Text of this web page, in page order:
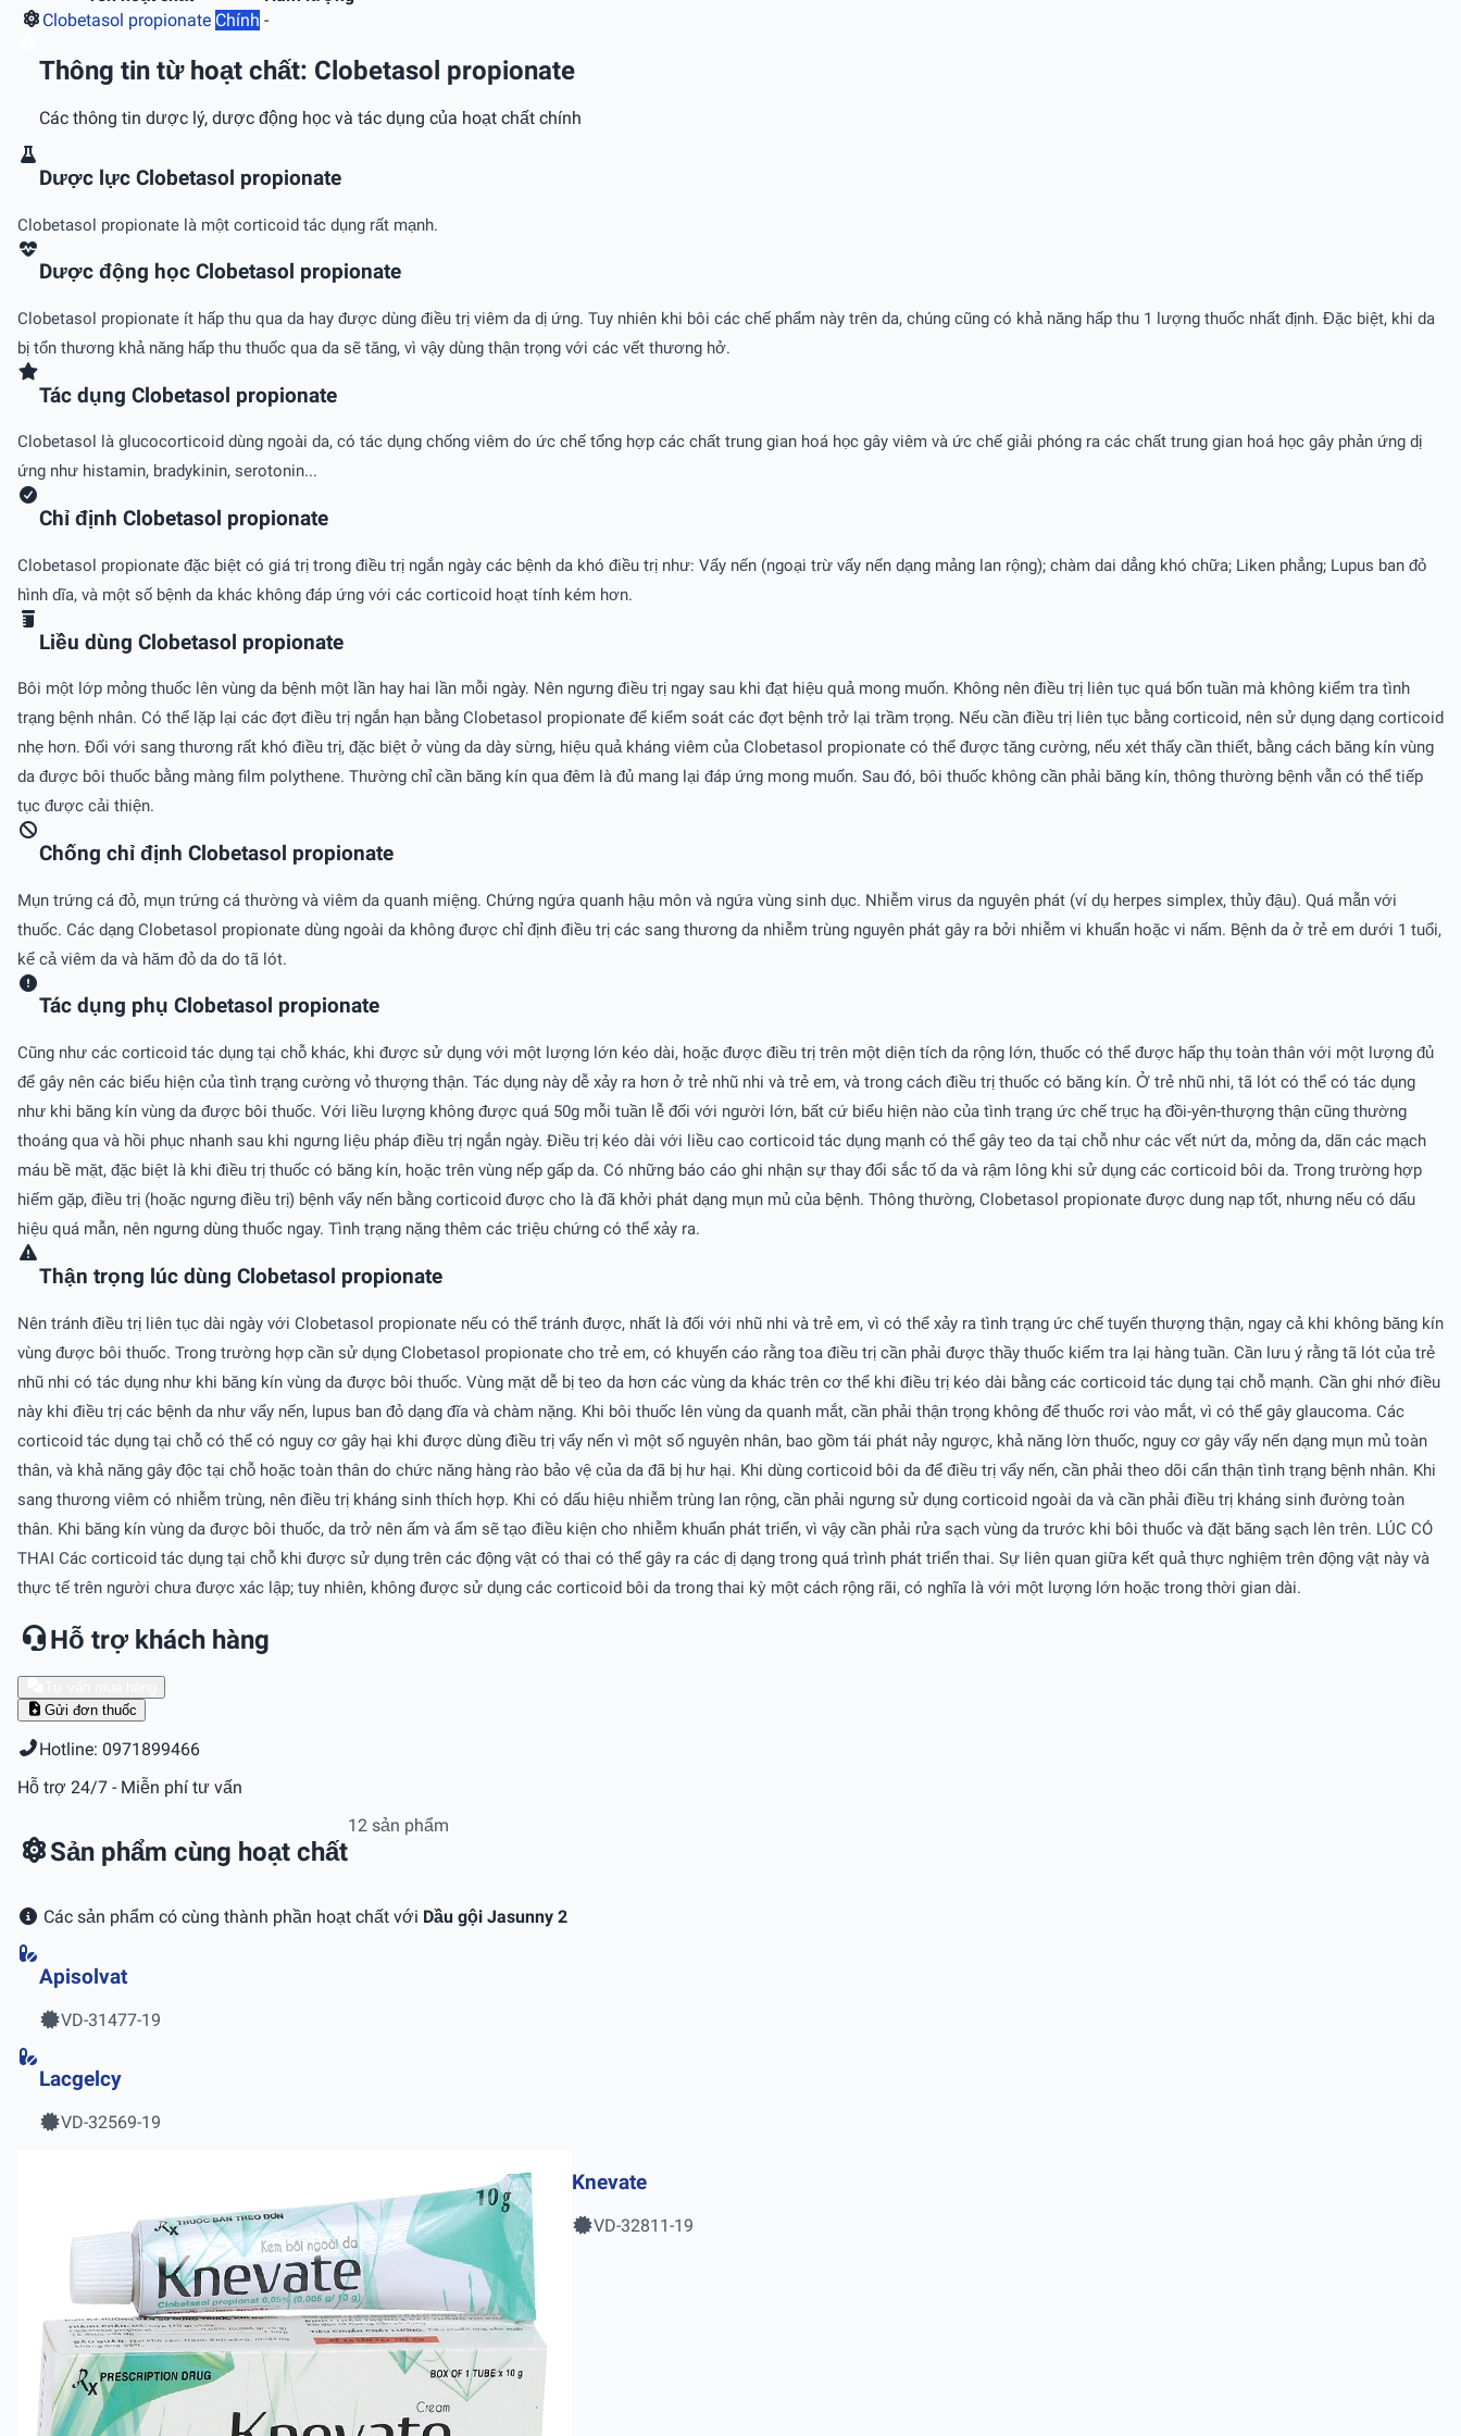
Clobetasol propionate Chính -
Thông tin từ hoạt chất: Clobetasol propionate
Các thông tin dược lý, dược động học và tác dụng của hoạt chất chính
Dược lực Clobetasol propionate
Clobetasol propionate là một corticoid tác dụng rất mạnh.
Dược động học Clobetasol propionate
Clobetasol propionate ít hấp thu qua da hay được dùng điều trị viêm da dị ứng. Tuy nhiên khi bôi các chế phẩm này trên da, chúng cũng có khả năng hấp thu 1 lượng thuốc nhất định. Đặc biệt, khi da
bị tổn thương khả năng hấp thu thuốc qua da sẽ tăng, vì vậy dùng thận trọng với các vết thương hở.
Tác dụng Clobetasol propionate
Clobetasol là glucocorticoid dùng ngoài da, có tác dụng chống viêm do ức chế tổng hợp các chất trung gian hoá học gây viêm và ức chế giải phóng ra các chất trung gian hoá học gây phản ứng dị
ứng như histamin, bradykinin, serotonin...
Chỉ định Clobetasol propionate
Clobetasol propionate đặc biệt có giá trị trong điều trị ngắn ngày các bệnh da khó điều trị như: Vẩy nến (ngoại trừ vẩy nến dạng mảng lan rộng); chàm dai dẳng khó chữa; Liken phẳng; Lupus ban đỏ
hình dĩa, và một số bệnh da khác không đáp ứng với các corticoid hoạt tính kém hơn.
Liều dùng Clobetasol propionate
Bôi một lớp mỏng thuốc lên vùng da bệnh một lần hay hai lần mỗi ngày. Nên ngưng điều trị ngay sau khi đạt hiệu quả mong muốn. Không nên điều trị liên tục quá bốn tuần mà không kiểm tra tình
trạng bệnh nhân. Có thể lặp lại các đợt điều trị ngắn hạn bằng Clobetasol propionate để kiểm soát các đợt bệnh trở lại trầm trọng. Nếu cần điều trị liên tục bằng corticoid, nên sử dụng dạng corticoid
nhẹ hơn. Ðối với sang thương rất khó điều trị, đặc biệt ở vùng da dày sừng, hiệu quả kháng viêm của Clobetasol propionate có thể được tăng cường, nếu xét thấy cần thiết, bằng cách băng kín vùng
da được bôi thuốc bằng màng film polythene. Thường chỉ cần băng kín qua đêm là đủ mang lại đáp ứng mong muốn. Sau đó, bôi thuốc không cần phải băng kín, thông thường bệnh vẫn có thể tiếp
tục được cải thiện.
Chống chỉ định Clobetasol propionate
Mụn trứng cá đỏ, mụn trứng cá thường và viêm da quanh miệng. Chứng ngứa quanh hậu môn và ngứa vùng sinh dục. Nhiễm virus da nguyên phát (ví dụ herpes simplex, thủy đậu). Quá mẫn với
thuốc. Các dạng Clobetasol propionate dùng ngoài da không được chỉ định điều trị các sang thương da nhiễm trùng nguyên phát gây ra bởi nhiễm vi khuẩn hoặc vi nấm. Bệnh da ở trẻ em dưới 1 tuổi,
kể cả viêm da và hăm đỏ da do tã lót.
Tác dụng phụ Clobetasol propionate
Cũng như các corticoid tác dụng tại chỗ khác, khi được sử dụng với một lượng lớn kéo dài, hoặc được điều trị trên một diện tích da rộng lớn, thuốc có thể được hấp thụ toàn thân với một lượng đủ
để gây nên các biểu hiện của tình trạng cường vỏ thượng thận. Tác dụng này dễ xảy ra hơn ở trẻ nhũ nhi và trẻ em, và trong cách điều trị thuốc có băng kín. Ở trẻ nhũ nhi, tã lót có thể có tác dụng
như khi băng kín vùng da được bôi thuốc. Với liều lượng không được quá 50g mỗi tuần lễ đối với người lớn, bất cứ biểu hiện nào của tình trạng ức chế trục hạ đồi-yên-thượng thận cũng thường
thoáng qua và hồi phục nhanh sau khi ngưng liệu pháp điều trị ngắn ngày. Ðiều trị kéo dài với liều cao corticoid tác dụng mạnh có thể gây teo da tại chỗ như các vết nứt da, mỏng da, dãn các mạch
máu bề mặt, đặc biệt là khi điều trị thuốc có băng kín, hoặc trên vùng nếp gấp da. Có những báo cáo ghi nhận sự thay đổi sắc tố da và rậm lông khi sử dụng các corticoid bôi da. Trong trường hợp
hiếm gặp, điều trị (hoặc ngưng điều trị) bệnh vẩy nến bằng corticoid được cho là đã khởi phát dạng mụn mủ của bệnh. Thông thường, Clobetasol propionate được dung nạp tốt, nhưng nếu có dấu
hiệu quá mẫn, nên ngưng dùng thuốc ngay. Tình trạng nặng thêm các triệu chứng có thể xảy ra.
Thận trọng lúc dùng Clobetasol propionate
Nên tránh điều trị liên tục dài ngày với Clobetasol propionate nếu có thể tránh được, nhất là đối với nhũ nhi và trẻ em, vì có thể xảy ra tình trạng ức chế tuyến thượng thận, ngay cả khi không băng kín
vùng được bôi thuốc. Trong trường hợp cần sử dụng Clobetasol propionate cho trẻ em, có khuyến cáo rằng toa điều trị cần phải được thầy thuốc kiểm tra lại hàng tuần. Cần lưu ý rằng tã lót của trẻ
nhũ nhi có tác dụng như khi băng kín vùng da được bôi thuốc. Vùng mặt dễ bị teo da hơn các vùng da khác trên cơ thể khi điều trị kéo dài bằng các corticoid tác dụng tại chỗ mạnh. Cần ghi nhớ điều
này khi điều trị các bệnh da như vẩy nến, lupus ban đỏ dạng đĩa và chàm nặng. Khi bôi thuốc lên vùng da quanh mắt, cần phải thận trọng không để thuốc rơi vào mắt, vì có thể gây glaucoma. Các
corticoid tác dụng tại chỗ có thể có nguy cơ gây hại khi được dùng điều trị vẩy nến vì một số nguyên nhân, bao gồm tái phát nảy ngược, khả năng lờn thuốc, nguy cơ gây vẩy nến dạng mụn mủ toàn
thân, và khả năng gây độc tại chỗ hoặc toàn thân do chức năng hàng rào bảo vệ của da đã bị hư hại. Khi dùng corticoid bôi da để điều trị vẩy nến, cần phải theo dõi cẩn thận tình trạng bệnh nhân. Khi
sang thương viêm có nhiễm trùng, nên điều trị kháng sinh thích hợp. Khi có dấu hiệu nhiễm trùng lan rộng, cần phải ngưng sử dụng corticoid ngoài da và cần phải điều trị kháng sinh đường toàn
thân. Khi băng kín vùng da được bôi thuốc, da trở nên ấm và ẩm sẽ tạo điều kiện cho nhiễm khuẩn phát triển, vì vậy cần phải rửa sạch vùng da trước khi bôi thuốc và đặt băng sạch lên trên. LÚC CÓ
THAI Các corticoid tác dụng tại chỗ khi được sử dụng trên các động vật có thai có thể gây ra các dị dạng trong quá trình phát triển thai. Sự liên quan giữa kết quả thực nghiệm trên động vật này và
thực tế trên người chưa được xác lập; tuy nhiên, không được sử dụng các corticoid bôi da trong thai kỳ một cách rộng rãi, có nghĩa là với một lượng lớn hoặc trong thời gian dài.
Hỗ trợ khách hàng
Gửi đơn thuốc
Hotline: 0971899466
Hỗ trợ 24/7 - Miễn phí tư vấn
Sản phẩm cùng hoạt chất
12 sản phẩm
Các sản phẩm có cùng thành phần hoạt chất với Dầu gội Jasunny 2
Apisolvat
VD-31477-19
Lacgelcy
VD-32569-19
Knevate
VD-32811-19